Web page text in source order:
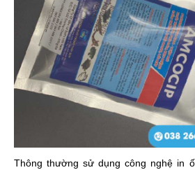
Thông thường sử dụng công nghệ in